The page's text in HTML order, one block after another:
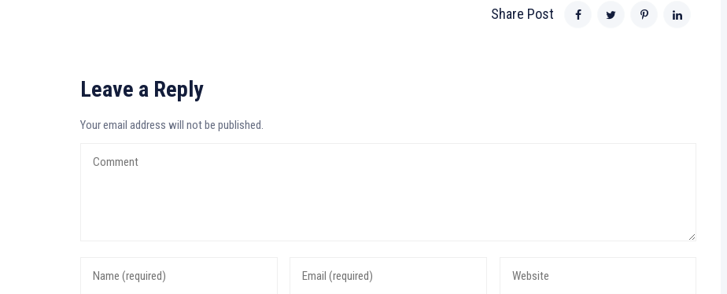
Share Post
Leave a Reply
Your email address will not be published.